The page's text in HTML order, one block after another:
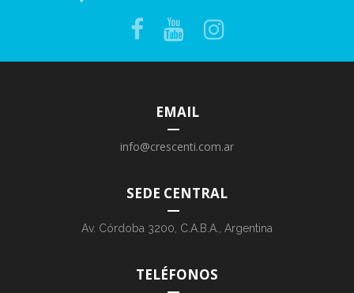
EMAIL
info@crescenti.com.ar
SEDE CENTRAL
Av. Córdoba 3200, C.A.B.A., Argentina
TELÉFONOS